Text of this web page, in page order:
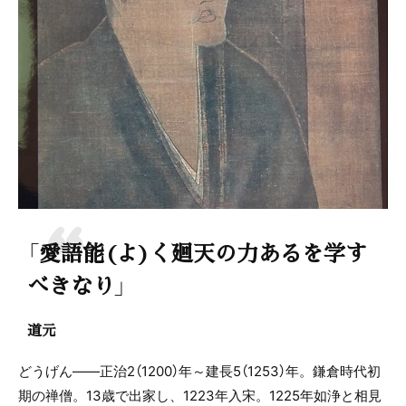
「愛語能(よ)く廻天の力あるを学す
べきなり」
道元
どうげん――正治2（1200）年～建長5（1253）年。鎌倉時代初
期の禅僧。13歳で出家し、1223年入宋。1225年如浄と相見